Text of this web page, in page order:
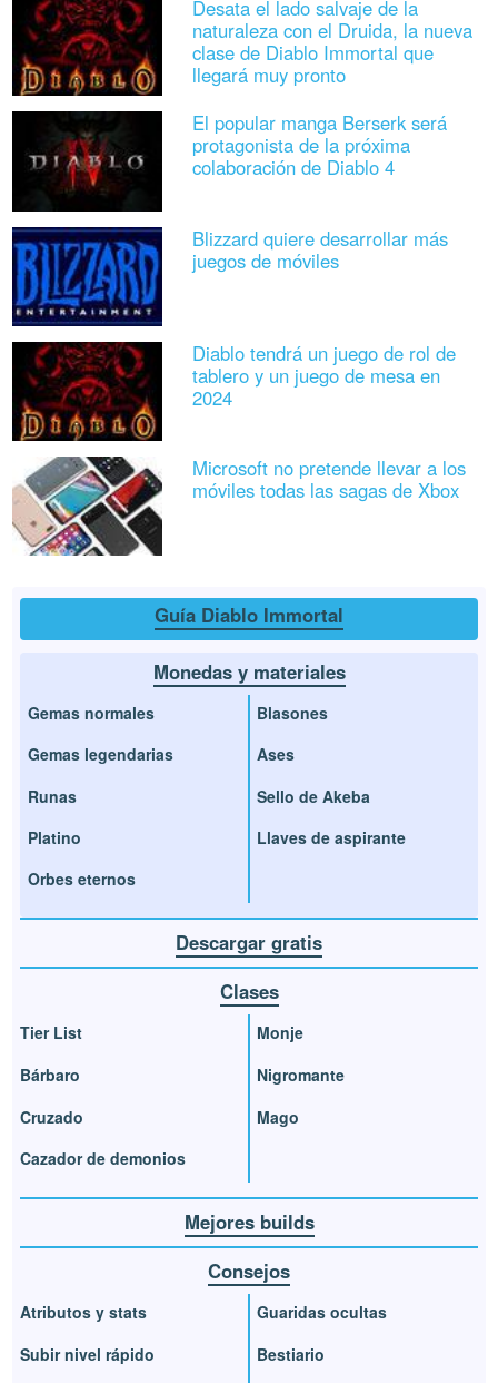
Desata el lado salvaje de la
naturaleza con el Druida, la nueva
clase de Diablo Immortal que
llegará muy pronto
El popular manga Berserk será
protagonista de la próxima
colaboración de Diablo 4
Blizzard quiere desarrollar más
juegos de móviles
Diablo tendrá un juego de rol de
tablero y un juego de mesa en
2024
Microsoft no pretende llevar a los
móviles todas las sagas de Xbox
Guía Diablo Immortal
Monedas y materiales
Gemas normales
Gemas legendarias
Runas
Platino
Orbes eternos
Blasones
Ases
Sello de Akeba
Llaves de aspirante
Descargar gratis
Clases
Tier List
Bárbaro
Cruzado
Cazador de demonios
Monje
Nigromante
Mago
Mejores builds
Consejos
Atributos y stats
Subir nivel rápido
Guaridas ocultas
Bestiario